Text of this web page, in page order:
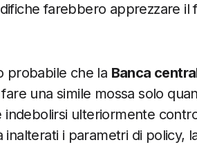
farebbero apprezzare il
probabile che la Banca
una simile mossa solo
ulteriormente
i parametri di policy,